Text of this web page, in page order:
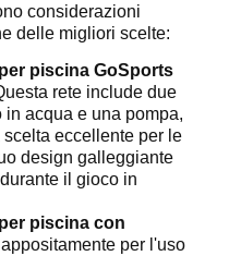
considerazioni
delle migliori scelte:
piscina GoSports
rete include due
acqua e una pompa,
eccellente per le
design galleggiante
il gioco in
piscina con
per l'uso